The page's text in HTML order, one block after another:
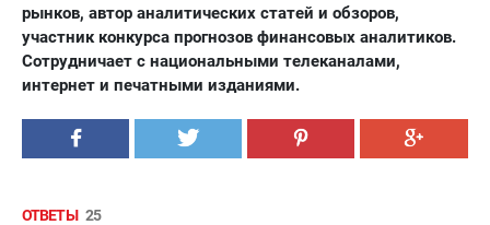
рынков, автор аналитических статей и обзоров,
участник конкурса прогнозов финансовых аналитиков.
Сотрудничает с национальными телеканалами,
интернет и печатными изданиями.
ОТВЕТЫ 25